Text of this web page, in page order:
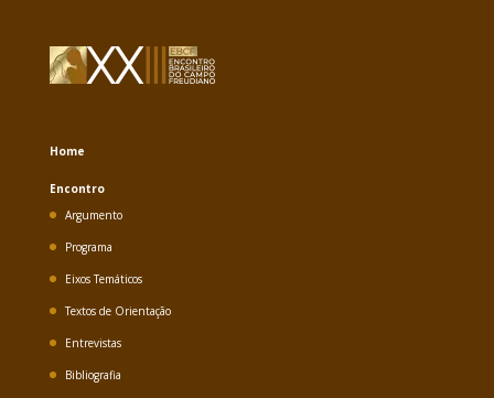
Home
Encontro
Argumento
Programa
Eixos Temáticos
Textos de Orientação
Entrevistas
Bibliografia